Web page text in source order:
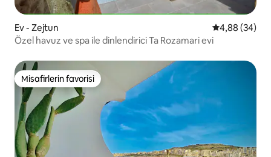
Ev - Zejtun 5 üzerinden
4,88 (34)
Özel havuz ve spa ile dinlendirici Ta Rozamari evi
Misafirlerin favorisi
Misafirlerin favorisi